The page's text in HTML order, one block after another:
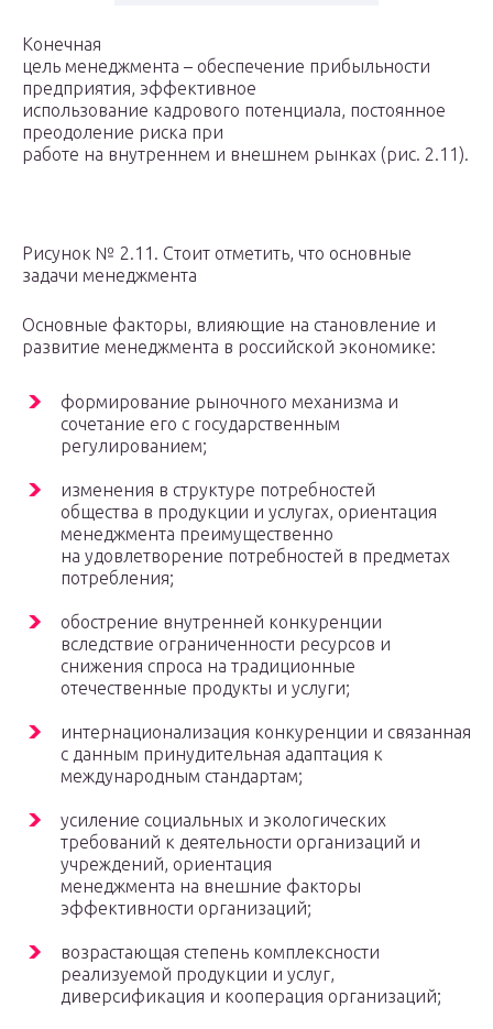
Конечная
цель менеджмента – обеспечение прибыльности
предприятия, эффективное
использование кадрового потенциала, постоянное
преодоление риска при
работе на внутреннем и внешнем рынках (рис. 2.11).
Рисунок № 2.11. Стоит отметить, что основные
задачи менеджмента
Основные факторы, влияющие на становление и
развитие менеджмента в российской экономике:
формирование рыночного механизма и
сочетание его с государственным
регулированием;
изменения в структуре потребностей
общества в продукции и услугах, ориентация
менеджмента преимущественно
на удовлетворение потребностей в предметах
потребления;
обострение внутренней конкуренции
вследствие ограниченности ресурсов и
снижения спроса на традиционные
отечественные продукты и услуги;
интернационализация конкуренции и связанная
с данным принудительная адаптация к
международным стандартам;
усиление социальных и экологических
требований к деятельности организаций и
учреждений, ориентация
менеджмента на внешние факторы
эффективности организаций;
возрастающая степень комплексности
реализуемой продукции и услуг,
диверсификация и кооперация организаций;